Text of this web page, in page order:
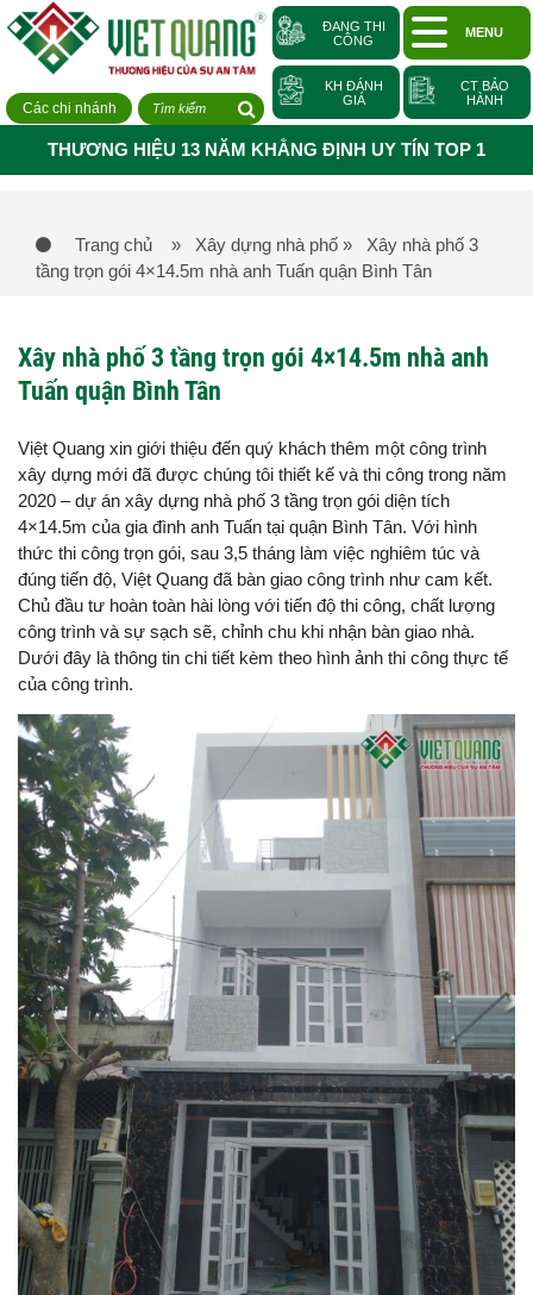
Các chi nhánh
ĐANG THI
CÔNG
MENU
KH ĐÁNH
GIÁ
CT BẢO
HÀNH
THƯƠNG HIỆU 13 NĂM KHẲNG ĐỊNH UY TÍN TOP 1
Trang chủ » Xây dựng nhà phố » Xây nhà phố 3
tầng trọn gói 4×14.5m nhà anh Tuấn quận Bình Tân
Xây nhà phố 3 tầng trọn gói 4×14.5m nhà anh
Tuấn quận Bình Tân
Việt Quang xin giới thiệu đến quý khách thêm một công trình
xây dựng mới đã được chúng tôi thiết kế và thi công trong năm
2020 – dự án xây dựng nhà phố 3 tầng trọn gói diện tích
4×14.5m của gia đình anh Tuấn tại quận Bình Tân. Với hình
thức thi công trọn gói, sau 3,5 tháng làm việc nghiêm túc và
đúng tiến độ, Việt Quang đã bàn giao công trình như cam kết.
Chủ đầu tư hoàn toàn hài lòng với tiến độ thi công, chất lượng
công trình và sự sạch sẽ, chỉnh chu khi nhận bàn giao nhà.
Dưới đây là thông tin chi tiết kèm theo hình ảnh thi công thực tế
của công trình.